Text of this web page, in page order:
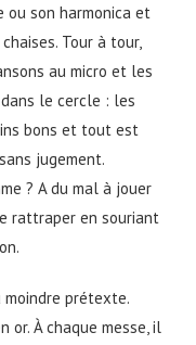
ou son harmonica et
Tour à tour,
au micro et les
le cercle : les
bons et tout est
jugement.
? A du mal à jouer
rattraper en souriant
moindre prétexte.
or. À chaque messe, il